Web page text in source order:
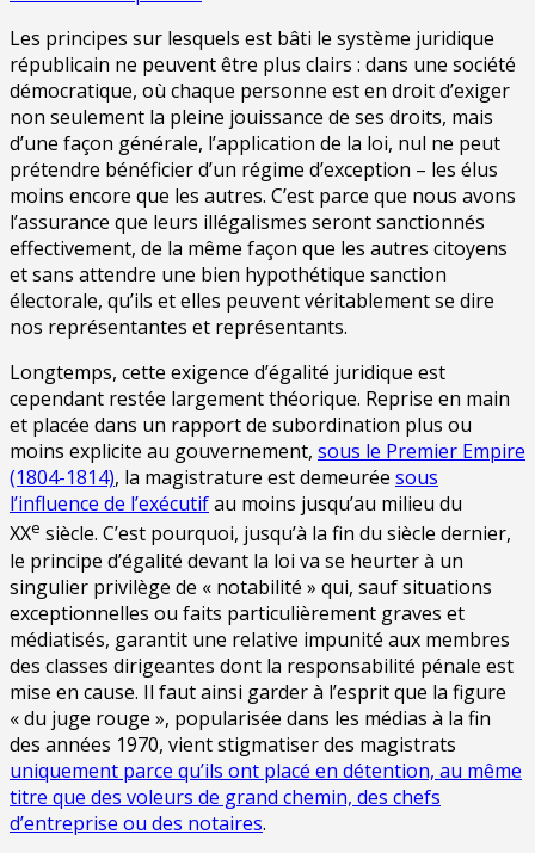
Les principes sur lesquels est bâti le système juridique
républicain ne peuvent être plus clairs : dans une société
démocratique, où chaque personne est en droit d’exiger
non seulement la pleine jouissance de ses droits, mais
d’une façon générale, l’application de la loi, nul ne peut
prétendre bénéficier d’un régime d’exception – les élus
moins encore que les autres. C’est parce que nous avons
l’assurance que leurs illégalismes seront sanctionnés
effectivement, de la même façon que les autres citoyens
et sans attendre une bien hypothétique sanction
électorale, qu’ils et elles peuvent véritablement se dire
nos représentantes et représentants.
Longtemps, cette exigence d’égalité juridique est
cependant restée largement théorique. Reprise en main
et placée dans un rapport de subordination plus ou
moins explicite au gouvernement, sous le Premier Empire
(1804-1814), la magistrature est demeurée sous
l’influence de l’exécutifau moins jusqu’au milieu du
XXe siècle. C’est pourquoi, jusqu’à la fin du siècle dernier,
le principe d’égalité devant la loi va se heurter à un
singulier privilège de « notabilité » qui, sauf situations
exceptionnelles ou faits particulièrement graves et
médiatisés, garantit une relative impunité aux membres
des classes dirigeantes dont la responsabilité pénale est
mise en cause. Il faut ainsi garder à l’esprit que la figure
« du juge rouge », popularisée dans les médias à la fin
des années 1970, vient stigmatiser des magistrats
uniquement parce qu’ils ont placé en détention, au même
titre que des voleurs de grand chemin, des chefs
d’entreprise ou des notaires.